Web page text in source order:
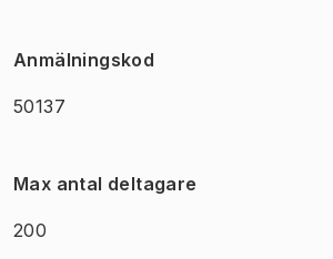
Anmälningskod
50137
Max antal deltagare
200